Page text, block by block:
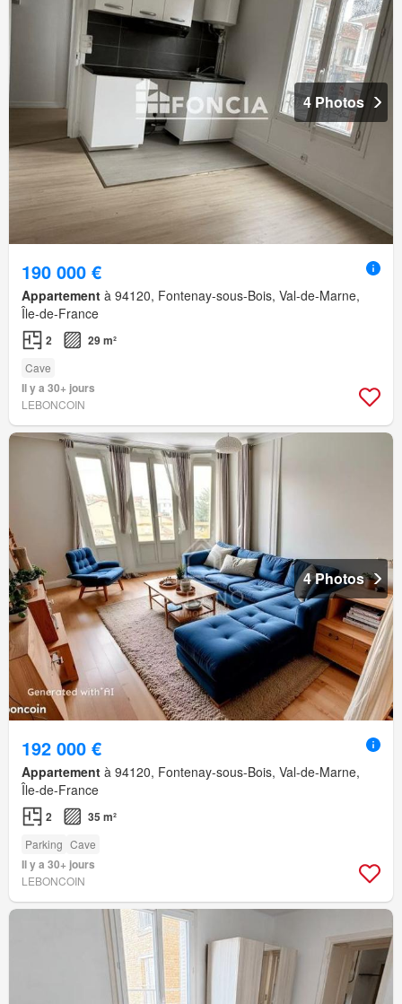
4 Photos
190 000 €
Appartement à 94120, Fontenay-sous-Bois, Val-de-Marne,
Île-de-France
2 29 m²
Cave
Il y a 30+ jours
LEBONCOIN
4 Photos
192 000 €
Appartement à 94120, Fontenay-sous-Bois, Val-de-Marne,
Île-de-France
2 35 m²
Parking Cave
Il y a 30+ jours
LEBONCOIN